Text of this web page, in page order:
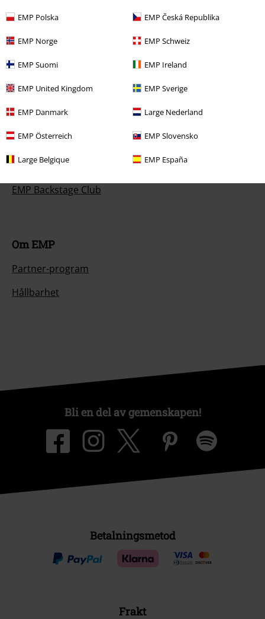
EMP Polska EMP Česká Republika
EMP Norge EMP Schweiz
EMP Suomi EMP Ireland
EMP United Kingdom EMP Sverige
EMP Danmark Large Nederland
EMP Österreich EMP Slovensko
Large Belgique EMP España
Avsluta mitt BSC-medlemskap
Betalningsmetod
Dina erbjudanden
Tävlingar
Beställ EMP-presentkort
Studentrabatt
EMP Backstage Club
Om EMP
Partner-program
Hållbarhet
Bli en del av gemenskapen!
Betalningsmetod
Frakt